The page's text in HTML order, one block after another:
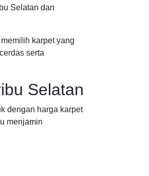
Selatan dan
karpet yang
serta
Selatan
dengan harga karpet
menjamin